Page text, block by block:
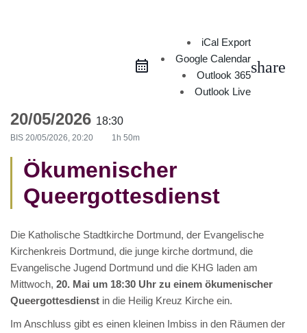
iCal Export
Google Calendar
Outlook 365
Outlook Live
share
20/05/2026 18:30
BIS 20/05/2026, 20:20 1h 50m
Ökumenischer
Queergottesdienst
Die Katholische Stadtkirche Dortmund, der Evangelische
Kirchenkreis Dortmund, die junge kirche dortmund, die
Evangelische Jugend Dortmund und die KHG laden am
Mittwoch, 20. Mai um 18:30 Uhr zu einem ökumenischer
Queergottesdienst in die Heilig Kreuz Kirche ein.
Im Anschluss gibt es einen kleinen Imbiss in den Räumen der